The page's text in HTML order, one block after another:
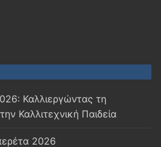
Καλλιεργώντας τη
Καλλιτεχνική Παιδεία
2026